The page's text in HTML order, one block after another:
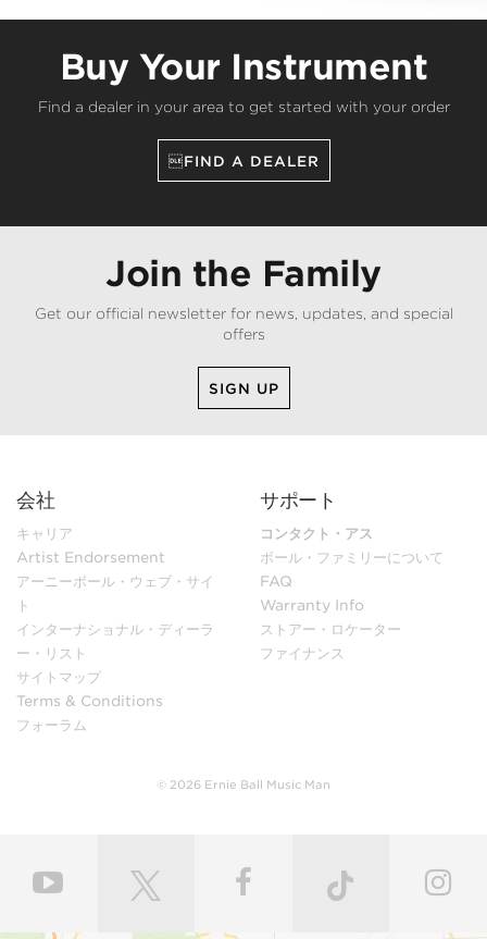
Buy Your Instrument
Find a dealer in your area to get started with your order
FIND A DEALER
Join the Family
Get our official newsletter for news, updates, and special
offers
SIGN UP
会社
キャリア
Artist Endorsement
アーニーボール・ウェブ・サイ
ト
インターナショナル・ディーラ
ー・リスト
サイトマップ
Terms & Conditions
フォーラム
サポート
コンタクト・アス
ボール・ファミリーについて
FAQ
Warranty Info
ストアー・ロケーター
ファイナンス
© 2026 Ernie Ball Music Man